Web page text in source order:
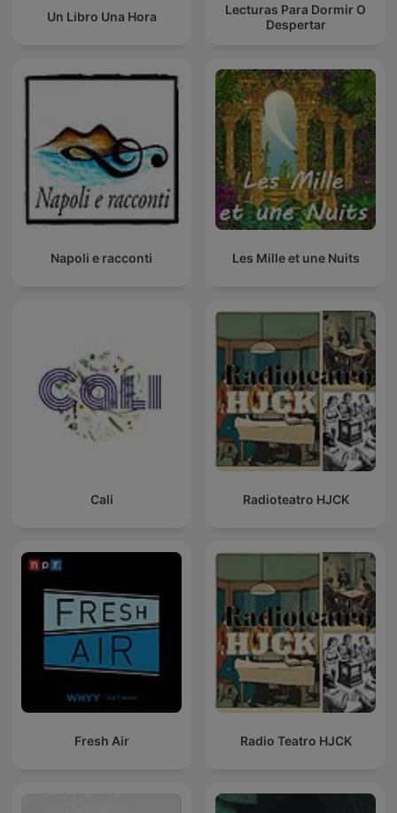
Un Libro Una Hora
Lecturas Para Dormir O
Despertar
Napoli e racconti Les Mille et une Nuits
Cali Radioteatro HJCK
Fresh Air Radio Teatro HJCK